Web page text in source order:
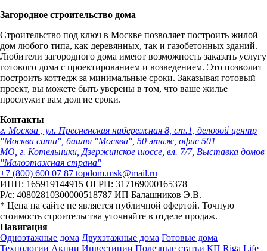
Загородное строительство дома
Строительство под ключ в Москве позволяет построить жилой
дом любого типа, как деревянных, так и газобетонных зданий.
Любители загородного дома имеют возможность заказать услугу
готового дома с проектированием и возведением. Это позволит
построить коттедж за минимальные сроки. Заказывая готовый
проект, вы можете быть уверены в том, что ваше жилье
прослужит вам долгие сроки.
Контакты
г. Москва , ул. Пресненская набережная 8, ст.1, деловой центр
"Москва сити", башня "Москва", 50 этаж, офис 501
МО, г. Котельники, Дзержинское шоссе, вл. 7/7, Выставка домов
"Малоэтажная страна"
+7 (800) 600 07 87 topdom.msk@mail.ru
ИНН: 165919144915 ОГРН: 317169000165378
Р/с: 40802810300000518787 ИП Балашников Э.В.
* Цена на сайте не является публичной офертой. Точную
стоимость строительства уточняйте в отделе продаж.
Навигация
Одноэтажные дома Двухэтажные дома Готовые дома
Технологии Акции Инвестиции Полезные статьи КП Riga Life